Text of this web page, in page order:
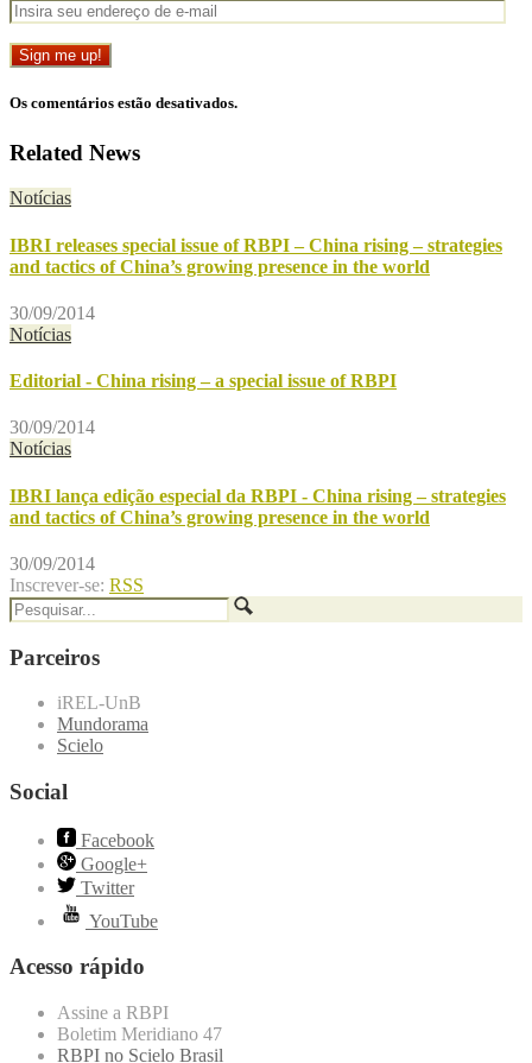
Os comentários estão desativados.
Related News
Notícias
IBRI releases special issue of RBPI – China rising – strategies
and tactics of China’s growing presence in the world
30/09/2014
Notícias
Editorial - China rising – a special issue of RBPI
30/09/2014
Notícias
IBRI lança edição especial da RBPI - China rising – strategies
and tactics of China’s growing presence in the world
30/09/2014
Inscrever-se: RSS
Parceiros
iREL-UnB
Mundorama
Scielo
Social
Facebook
Google+
Twitter
YouTube
Acesso rápido
Assine a RBPI
Boletim Meridiano 47
RBPI no Scielo Brasil